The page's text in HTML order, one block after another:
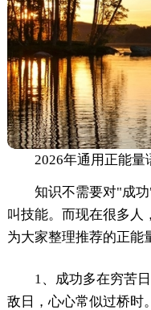
2026年通用正能量
知识不需要对"成
叫技能。而现在很多人
为大家整理推荐的正能
1、成功多在穷苦
敌日，心心常似过桥时